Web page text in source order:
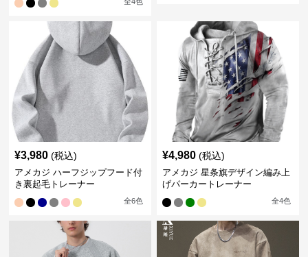
¥3,980 (税込)
アメカジ ハーフジップフード付
き裏起毛トレーナー
全6色
¥4,980 (税込)
アメカジ 星条旗デザイン編み上
げパーカートレーナー
全4色